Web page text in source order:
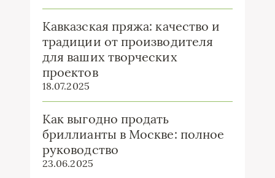
Кавказская пряжа: качество и
традиции от производителя
для ваших творческих
проектов
18.07.2025
Как выгодно продать
бриллианты в Москве: полное
руководство
23.06.2025